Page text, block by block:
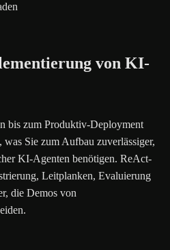
von KI-
bis zum Produktiv-Deployment
Sie zum Aufbau zuverlässiger,
KI-Agenten benötigen. ReAct-
Leitplanken, Evaluierung
die Demos von